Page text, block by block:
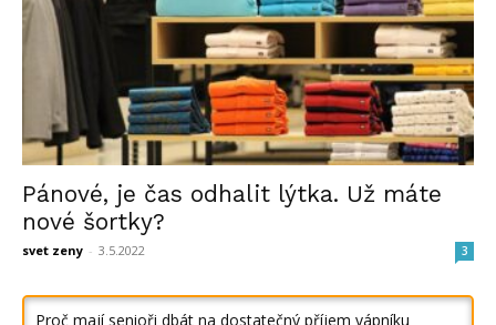
Pánové, je čas odhalit lýtka. Už máte
nové šortky?
svet zeny - 3.5.2022 3
Proč mají senioři dbát na dostatečný příjem vápníku